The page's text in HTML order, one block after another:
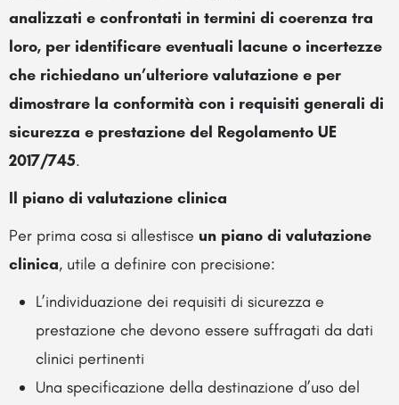
analizzati e confrontati in termini di coerenza tra
loro, per identificare eventuali lacune o incertezze
che richiedano un’ulteriore valutazione e per
dimostrare la conformità con i requisiti generali di
sicurezza e prestazione del Regolamento UE
2017/745.
Il piano di valutazione clinica
Per prima cosa si allestisce un piano di valutazione
clinica, utile a definire con precisione:
L’individuazione dei requisiti di sicurezza e
prestazione che devono essere suffragati da dati
clinici pertinenti
Una specificazione della destinazione d’uso del